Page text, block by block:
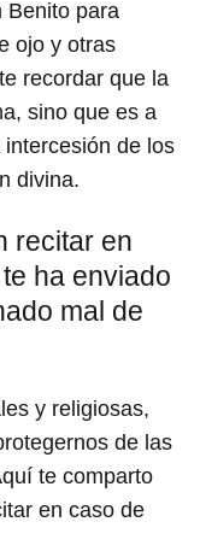
Benito para
ojo y otras
recordar que la
sino que es a
de los
divina.
recitar en
ha enviado
mal de
y religiosas,
de las
te comparto
en caso de